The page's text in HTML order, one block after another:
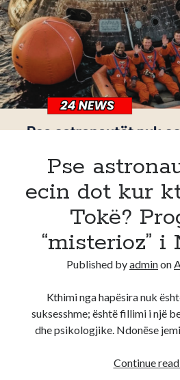
Pse
ecin dot kur
Tokë?
“misterioz” i
Published byadminon
Kthimi nga hapësira nuk
suksesshme; është fillimi i një
dhe psikologjike. Ndonëse
Continue